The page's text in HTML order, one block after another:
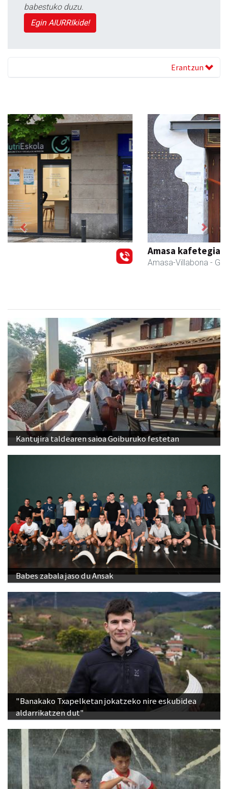
babestuko duzu.
Egin AIURRIkide!
Erantzun
- Gozotegiak
Previous Next
Kantujira taldearen saioa Goiburuko festetan
Babes zabala jaso du Ansak
"Banakako Txapelketan jokatzeko nire eskubidea
aldarrikatzen dut"